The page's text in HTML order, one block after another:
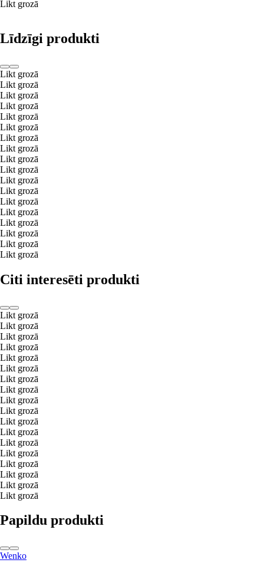
Likt grozā
Līdzīgi produkti
Likt grozā
Likt grozā
Likt grozā
Likt grozā
Likt grozā
Likt grozā
Likt grozā
Likt grozā
Likt grozā
Likt grozā
Likt grozā
Likt grozā
Likt grozā
Likt grozā
Likt grozā
Likt grozā
Likt grozā
Likt grozā
Citi interesēti produkti
Likt grozā
Likt grozā
Likt grozā
Likt grozā
Likt grozā
Likt grozā
Likt grozā
Likt grozā
Likt grozā
Likt grozā
Likt grozā
Likt grozā
Likt grozā
Likt grozā
Likt grozā
Likt grozā
Likt grozā
Likt grozā
Papildu produkti
Wenko